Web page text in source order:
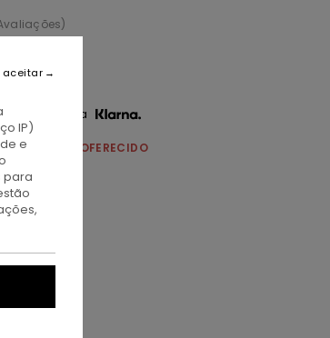
juros com a
= 1 PUNHO OFERECIDO
IP)
e
para
aceitar